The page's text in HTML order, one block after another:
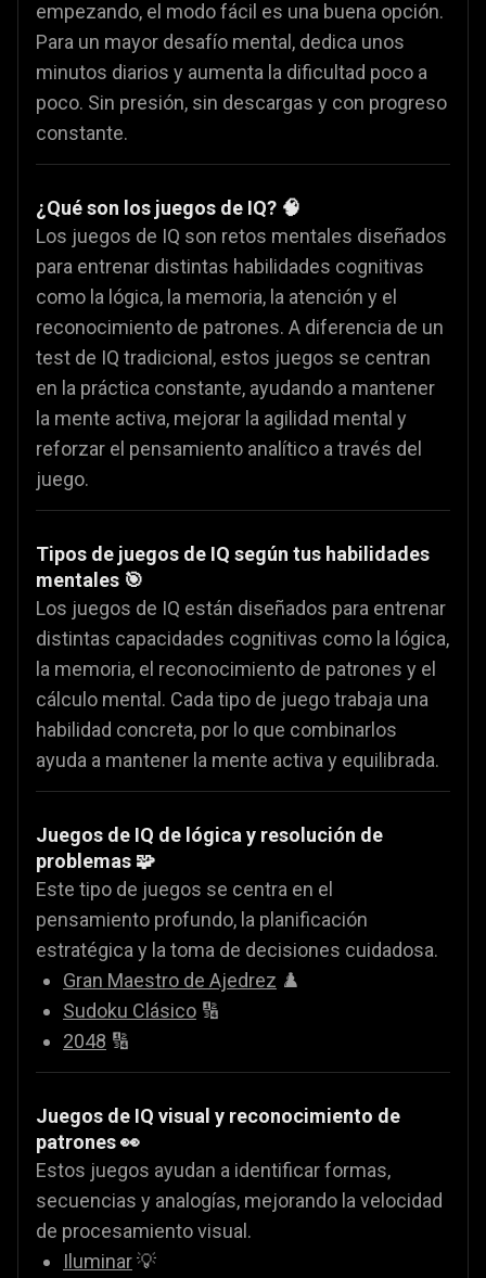
empezando, el modo fácil es una buena opción.
Para un mayor desafío mental, dedica unos
minutos diarios y aumenta la dificultad poco a
poco. Sin presión, sin descargas y con progreso
constante.
¿Qué son los juegos de IQ? 🧠
Los juegos de IQ son retos mentales diseñados
para entrenar distintas habilidades cognitivas
como la lógica, la memoria, la atención y el
reconocimiento de patrones. A diferencia de un
test de IQ tradicional, estos juegos se centran
en la práctica constante, ayudando a mantener
la mente activa, mejorar la agilidad mental y
reforzar el pensamiento analítico a través del
juego.
Tipos de juegos de IQ según tus habilidades
mentales 🎯
Los juegos de IQ están diseñados para entrenar
distintas capacidades cognitivas como la lógica,
la memoria, el reconocimiento de patrones y el
cálculo mental. Cada tipo de juego trabaja una
habilidad concreta, por lo que combinarlos
ayuda a mantener la mente activa y equilibrada.
Juegos de IQ de lógica y resolución de
problemas 🧩
Este tipo de juegos se centra en el
pensamiento profundo, la planificación
estratégica y la toma de decisiones cuidadosa.
Gran Maestro de Ajedrez ♟️
Sudoku Clásico 🔢
2048 🔢
Juegos de IQ visual y reconocimiento de
patrones 👀
Estos juegos ayudan a identificar formas,
secuencias y analogías, mejorando la velocidad
de procesamiento visual.
Iluminar💡